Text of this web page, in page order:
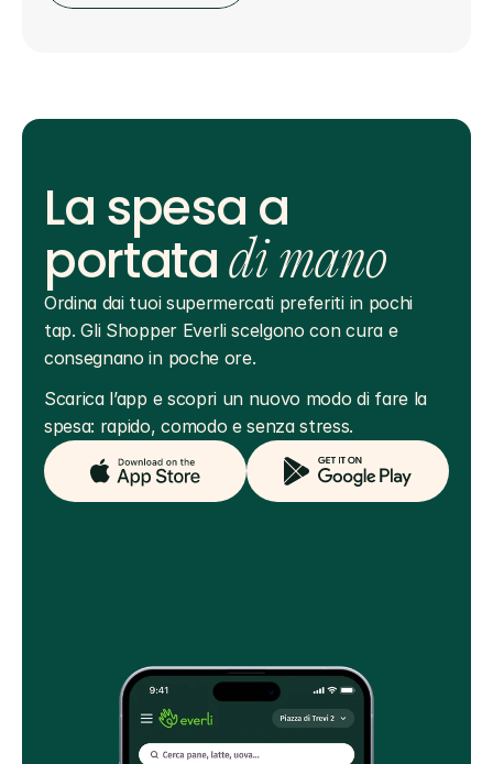
La spesa a
portatadi mano
Ordina dai tuoi supermercati preferiti in pochi
tap. Gli Shopper Everli scelgono con cura e
consegnano in poche ore.
Scarica l’app e scopri un nuovo modo di fare la
spesa: rapido, comodo e senza stress.